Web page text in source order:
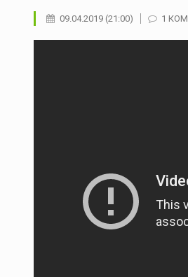
09.04.2019 (21:00) 1